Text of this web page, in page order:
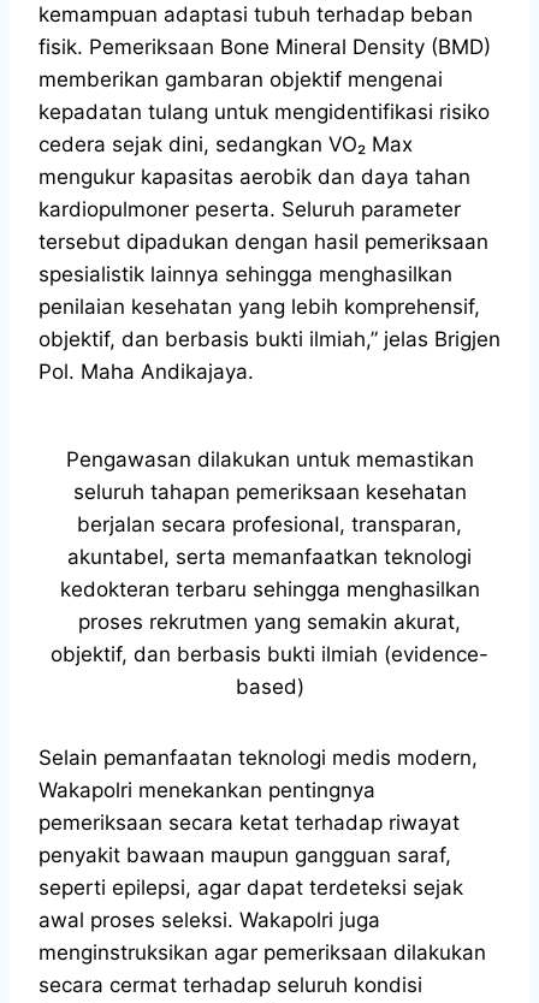
kemampuan adaptasi tubuh terhadap beban
fisik. Pemeriksaan Bone Mineral Density (BMD)
memberikan gambaran objektif mengenai
kepadatan tulang untuk mengidentifikasi risiko
cedera sejak dini, sedangkan VO₂ Max
mengukur kapasitas aerobik dan daya tahan
kardiopulmoner peserta. Seluruh parameter
tersebut dipadukan dengan hasil pemeriksaan
spesialistik lainnya sehingga menghasilkan
penilaian kesehatan yang lebih komprehensif,
objektif, dan berbasis bukti ilmiah,” jelas Brigjen
Pol. Maha Andikajaya.
Pengawasan dilakukan untuk memastikan
seluruh tahapan pemeriksaan kesehatan
berjalan secara profesional, transparan,
akuntabel, serta memanfaatkan teknologi
kedokteran terbaru sehingga menghasilkan
proses rekrutmen yang semakin akurat,
objektif, dan berbasis bukti ilmiah (evidence-
based)
Selain pemanfaatan teknologi medis modern,
Wakapolri menekankan pentingnya
pemeriksaan secara ketat terhadap riwayat
penyakit bawaan maupun gangguan saraf,
seperti epilepsi, agar dapat terdeteksi sejak
awal proses seleksi. Wakapolri juga
menginstruksikan agar pemeriksaan dilakukan
secara cermat terhadap seluruh kondisi